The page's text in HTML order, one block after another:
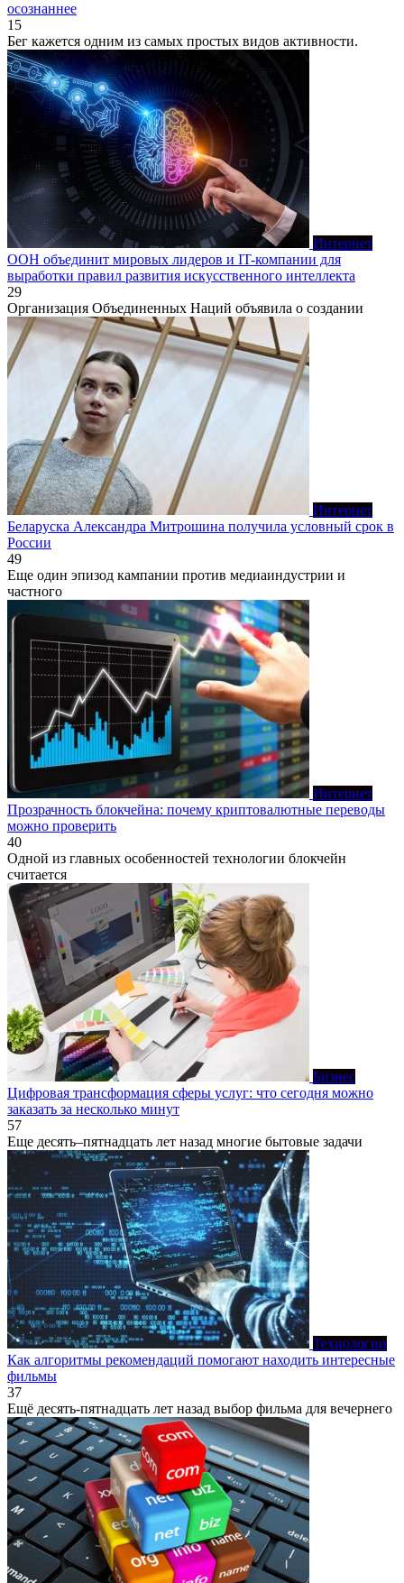
осознаннее
15
Бег кажется одним из самых простых видов активности.
Интернет
ООН объединит мировых лидеров и IT-компании для
выработки правил развития искусственного интеллекта
29
Организация Объединенных Наций объявила о создании
Интернет
Беларуска Александра Митрошина получила условный срок в
России
49
Еще один эпизод кампании против медиаиндустрии и
частного
Интернет
Прозрачность блокчейна: почему криптовалютные переводы
можно проверить
40
Одной из главных особенностей технологии блокчейн
считается
Бизнес
Цифровая трансформация сферы услуг: что сегодня можно
заказать за несколько минут
57
Еще десять–пятнадцать лет назад многие бытовые задачи
Технологии
Как алгоритмы рекомендаций помогают находить интересные
фильмы
37
Ещё десять-пятнадцать лет назад выбор фильма для вечернего